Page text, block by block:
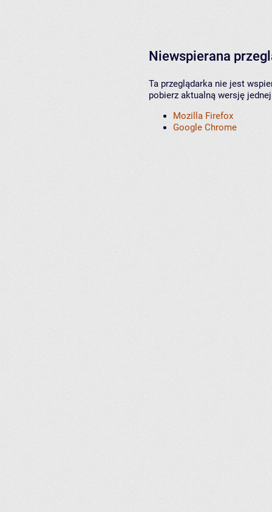
Niewspierana
Ta przeglądarka nie jest
pobierz aktualną wersję
Mozilla Firefox
Google Chrome